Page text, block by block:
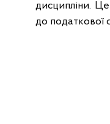
дисципліни.
до податкової